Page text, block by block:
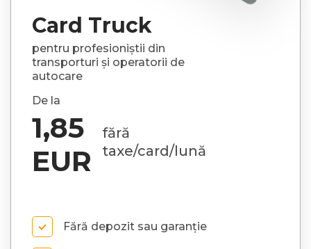
Card Truck
pentru profesioniștii din
transporturi și operatorii de
autocare
De la
1,85
EUR
fără
taxe/card/lună
Fără depozit sau garanție